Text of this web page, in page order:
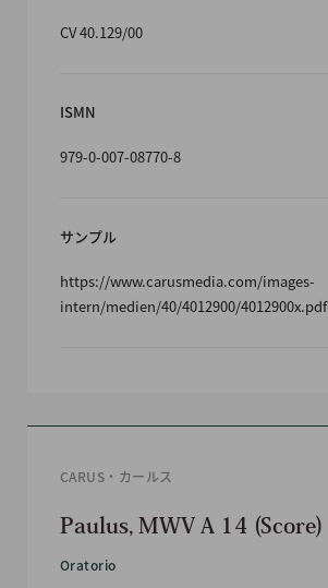
CV 40.129/00
ISMN
979-0-007-08770-8
サンプル
https://www.carusmedia.com/images-
intern/medien/40/4012900/4012900x.pdf
CARUS・カールス
Paulus, MWV A 14 (Score)
Oratorio